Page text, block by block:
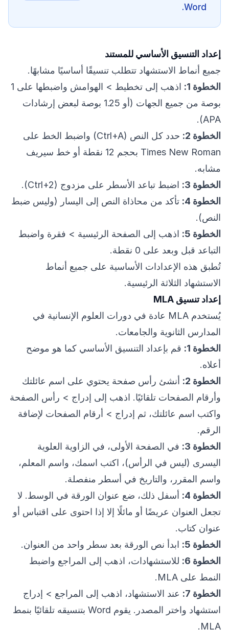
Word.
إعداد التنسيق الأساسي للمستند
جميع أنماط الاستشهاد تتطلب تنسيقًا أساسيًا مشابهًا.
الخطوة 1:
اذهب إلى تخطيط > الهوامش واضبطها على 1
بوصة من جميع الجهات (أو 1.25 بوصة لبعض إرشادات
APA).
الخطوة 2:
حدد كل النص (Ctrl+A) واضبط الخط على
Times New Roman بحجم 12 نقطة أو خط سيريف
مشابه.
الخطوة 3:
اضبط تباعد الأسطر على مزدوج (Ctrl+2).
الخطوة 4:
تأكد من محاذاة النص إلى اليسار (وليس ضبط
النص).
الخطوة 5:
اذهب إلى الصفحة الرئيسية > فقرة واضبط
التباعد قبل وبعد على 0 نقطة.
تُطبق هذه الإعدادات الأساسية على جميع أنماط
الاستشهاد الثلاثة الرئيسية.
إعداد تنسيق MLA
يُستخدم MLA عادة في دورات العلوم الإنسانية في
المدارس الثانوية والجامعات.
الخطوة 1:
قم بإعداد التنسيق الأساسي كما هو موضح
أعلاه.
الخطوة 2:
أنشئ رأس صفحة يحتوي على اسم عائلتك
وأرقام الصفحات تلقائيًا. اذهب إلى إدراج > رأس الصفحة
واكتب اسم عائلتك، ثم إدراج > أرقام الصفحات لإضافة
الرقم.
الخطوة 3:
في الصفحة الأولى، في الزاوية العلوية
اليسرى (ليس في الرأس)، اكتب اسمك، واسم المعلم،
واسم المقرر، والتاريخ في أسطر منفصلة.
الخطوة 4:
أسفل ذلك، ضع عنوان الورقة في الوسط. لا
تجعل العنوان عريضًا أو مائلًا إلا إذا احتوى على اقتباس أو
عنوان كتاب.
الخطوة 5:
ابدأ نص الورقة بعد سطر واحد من العنوان.
الخطوة 6:
للاستشهادات، اذهب إلى المراجع واضبط
النمط على MLA.
الخطوة 7:
عند الاستشهاد، اذهب إلى المراجع > إدراج
استشهاد واختر المصدر. يقوم Word بتنسيقه تلقائيًا بنمط
MLA.